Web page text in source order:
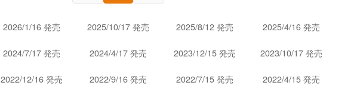
2026/1/16 発売 2025/10/17 発売 2025/8/12 発売 2025/4/16 発売
2024/7/17 発売 2024/4/17 発売 2023/12/15 発売 2023/10/17 発売
2022/12/16 発売 2022/9/16 発売 2022/7/15 発売 2022/4/15 発売